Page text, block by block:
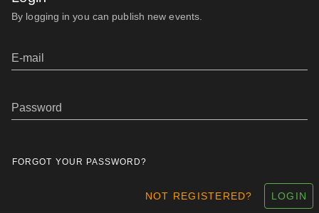
By logging in you can publish new events.
E-mail
Password
FORGOT YOUR PASSWORD?
NOT REGISTERED? LOGIN